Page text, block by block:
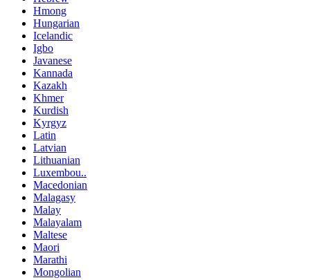
Hmong
Hungarian
Icelandic
Igbo
Javanese
Kannada
Kazakh
Khmer
Kurdish
Kyrgyz
Latin
Latvian
Lithuanian
Luxembou..
Macedonian
Malagasy
Malay
Malayalam
Maltese
Maori
Marathi
Mongolian